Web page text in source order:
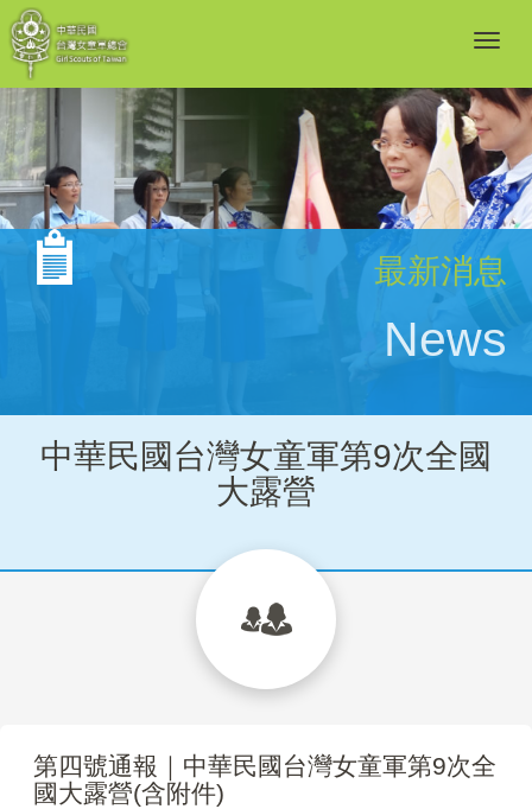
最新消息
News
中華民國台灣女童軍第9次全國
大露營
第四號通報｜中華民國台灣女童軍第9次全
國大露營(含附件)